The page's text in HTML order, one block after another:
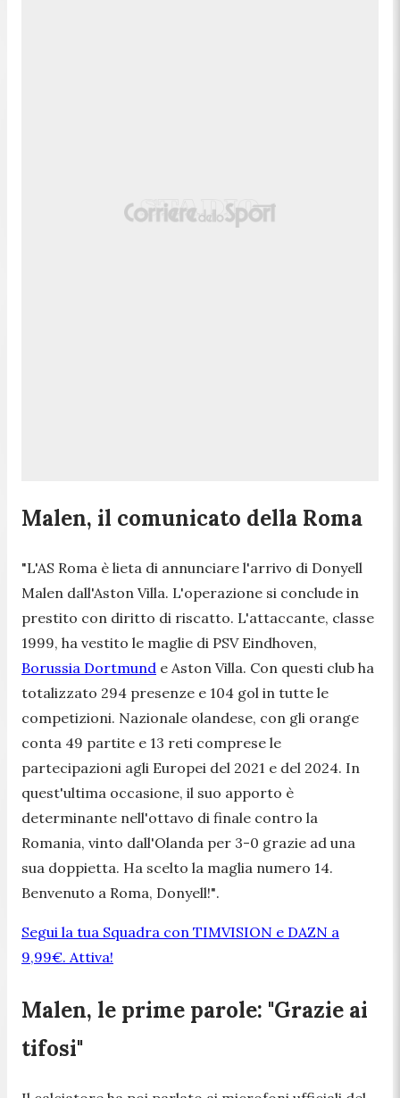
Malen, il comunicato della Roma
"L'AS Roma è lieta di annunciare l'arrivo di Donyell
Malen dall'Aston Villa. L'operazione si conclude in
prestito con diritto di riscatto. L'attaccante, classe
1999, ha vestito le maglie di PSV Eindhoven,
Borussia Dortmund e Aston Villa. Con questi club ha
totalizzato 294 presenze e 104 gol in tutte le
competizioni. Nazionale olandese, con gli orange
conta 49 partite e 13 reti comprese le
partecipazioni agli Europei del 2021 e del 2024. In
quest'ultima occasione, il suo apporto è
determinante nell'ottavo di finale contro la
Romania, vinto dall'Olanda per 3-0 grazie ad una
sua doppietta. Ha scelto la maglia numero 14.
Benvenuto a Roma, Donyell!".
Segui la tua Squadra con TIMVISION e DAZN a
9,99€. Attiva!
Malen, le prime parole: "Grazie ai
tifosi"